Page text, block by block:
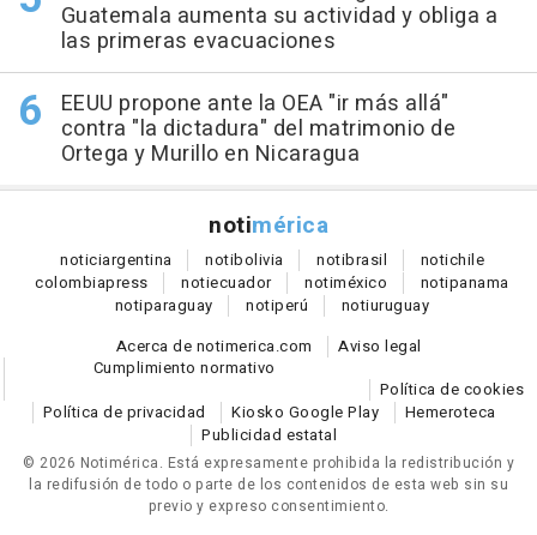
Guatemala aumenta su actividad y obliga a
las primeras evacuaciones
EEUU propone ante la OEA "ir más allá"
contra "la dictadura" del matrimonio de
Ortega y Murillo en Nicaragua
notimérica
noticiargentina notibolivia notibrasil notichile
colombiapress notiecuador notiméxico notipanama
notiparaguay notiperú notiuruguay
Acerca de notimerica.com
Aviso legal
Cumplimiento normativo
Política de cookies
Política de privacidad
Kiosko Google Play
Hemeroteca
Publicidad estatal
© 2026 Notimérica. Está expresamente prohibida la redistribución y
la redifusión de todo o parte de los contenidos de esta web sin su
previo y expreso consentimiento.